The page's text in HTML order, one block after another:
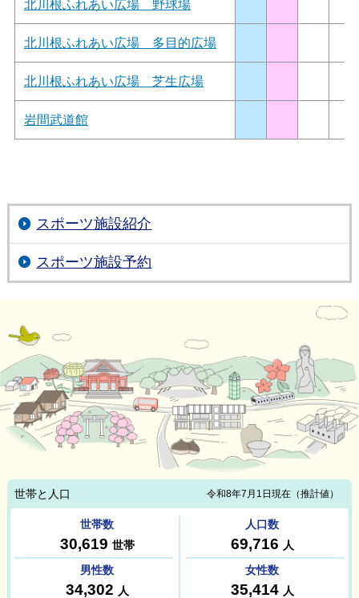
北川根ふれあい広場 野球場
北川根ふれあい広場 多目的広場
北川根ふれあい広場 芝生広場
岩間武道館
スポーツ施設紹介
スポーツ施設予約